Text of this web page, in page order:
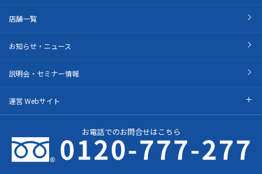
店舗一覧
お知らせ・ニュース
説明会・セミナー情報
運営 Webサイト
お電話でのお問合せはこちら